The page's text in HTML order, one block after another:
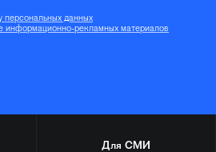
персональных данных
информационно-рекламных материалов
Для СМИ